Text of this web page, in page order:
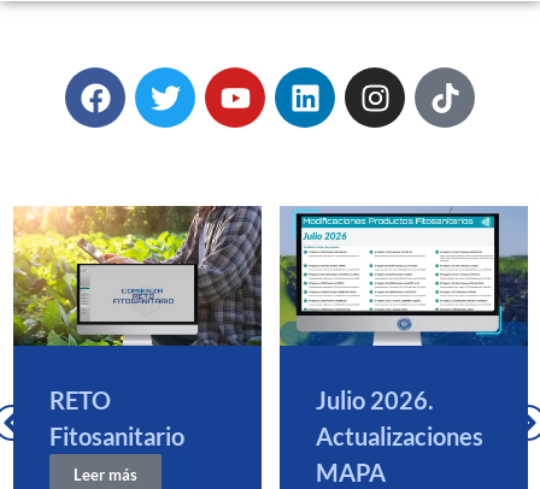
RETO
Fitosanitario
Leer más
Julio 2026.
Actualizaciones
MAPA